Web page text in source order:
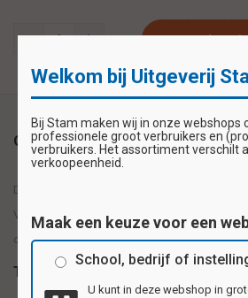
Plaats
Omschrijving
De papieren plakfiguren zijn erg leuk om mee
Vrolijke kleuren en diverse vormen, op
ongegomd glanspapier. Inhoud: 200 stuks
Tags
Welkom bij Uitgeverij
Bij Stam maken wij in onze webshops
professionele groot verbruikers en
verbruikers. Het assortiment verschilt
verkoopeenheid.
Maak een keuze voor een
School, bedrijf of
U kunt in deze webshop in